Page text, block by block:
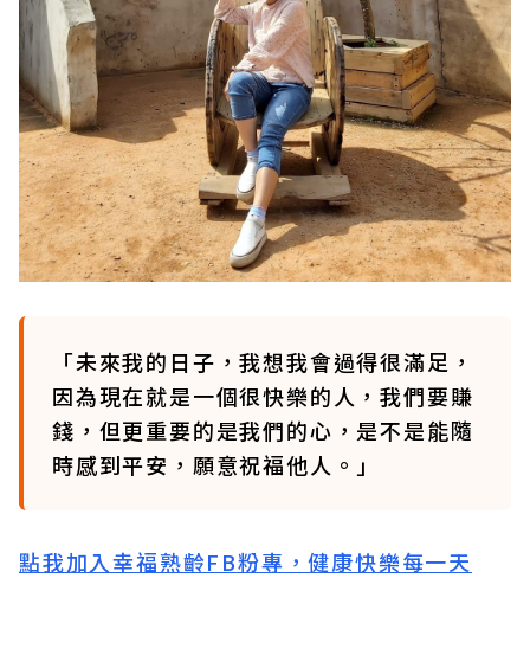
「未來我的日子，我想我會過得很滿足，
因為現在就是一個很快樂的人，我們要賺
錢，但更重要的是我們的心，是不是能隨
時感到平安，願意祝福他人。」
點我加入幸福熟齡FB粉專，健康快樂每一天